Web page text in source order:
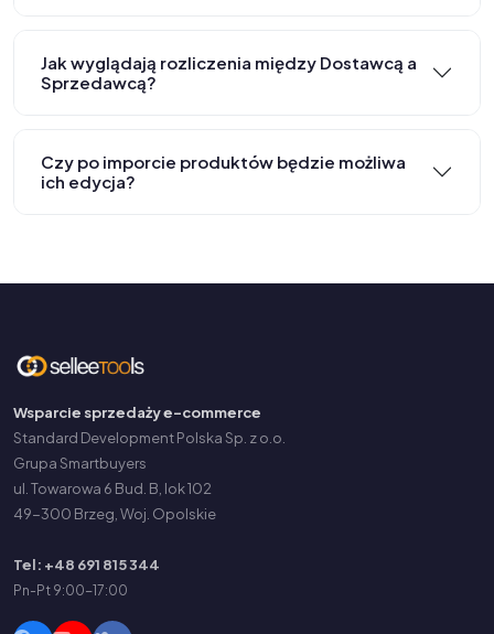
Jak wyglądają rozliczenia między Dostawcą a
Sprzedawcą?
Czy po imporcie produktów będzie możliwa
ich edycja?
Wsparcie sprzedaży e-commerce
Standard Development Polska Sp. z o.o.
Grupa Smartbuyers
ul. Towarowa 6 Bud. B, lok 102
49-300 Brzeg, Woj. Opolskie
Tel: +48 691 815 344
Pn-Pt 9:00-17:00